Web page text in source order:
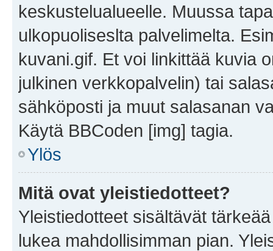
keskustelualueelle. Muussa
ulkopuoliseslta palvelimelta.
kuvani.gif. Et voi linkittää kuvia
julkinen verkkopalvelin) tai
sähköposti ja muut salasanan
Käytä BBCoden [img] tagia.
Ylös
Mitä ovat yleistiedotteet?
Yleistiedotteet sisältävät
lukea mahdollisimman pian.